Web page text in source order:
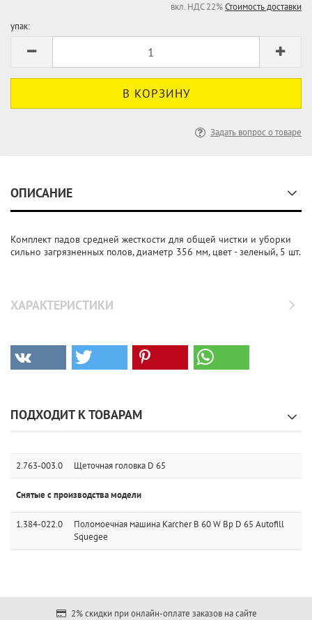
вкл. НДС 22%Стоимость доставки
упак:
Задать вопрос о товаре
ОПИСАНИЕ
Комплект падов средней жесткости для общей чистки и уборки
сильно загрязненных полов, диаметр 356 мм, цвет - зеленый, 5 шт.
ХАРАКТЕРИСТИКИ
ПОДХОДИТ К ТОВАРАМ
2.763-003.0 Щеточная головка D 65
Снятые с производства модели
1.384-022.0
Поломоечная машина Karcher B 60 W Bp D 65 Autofill
Squegee
2% скидки при онлайн-оплате заказов на сайте